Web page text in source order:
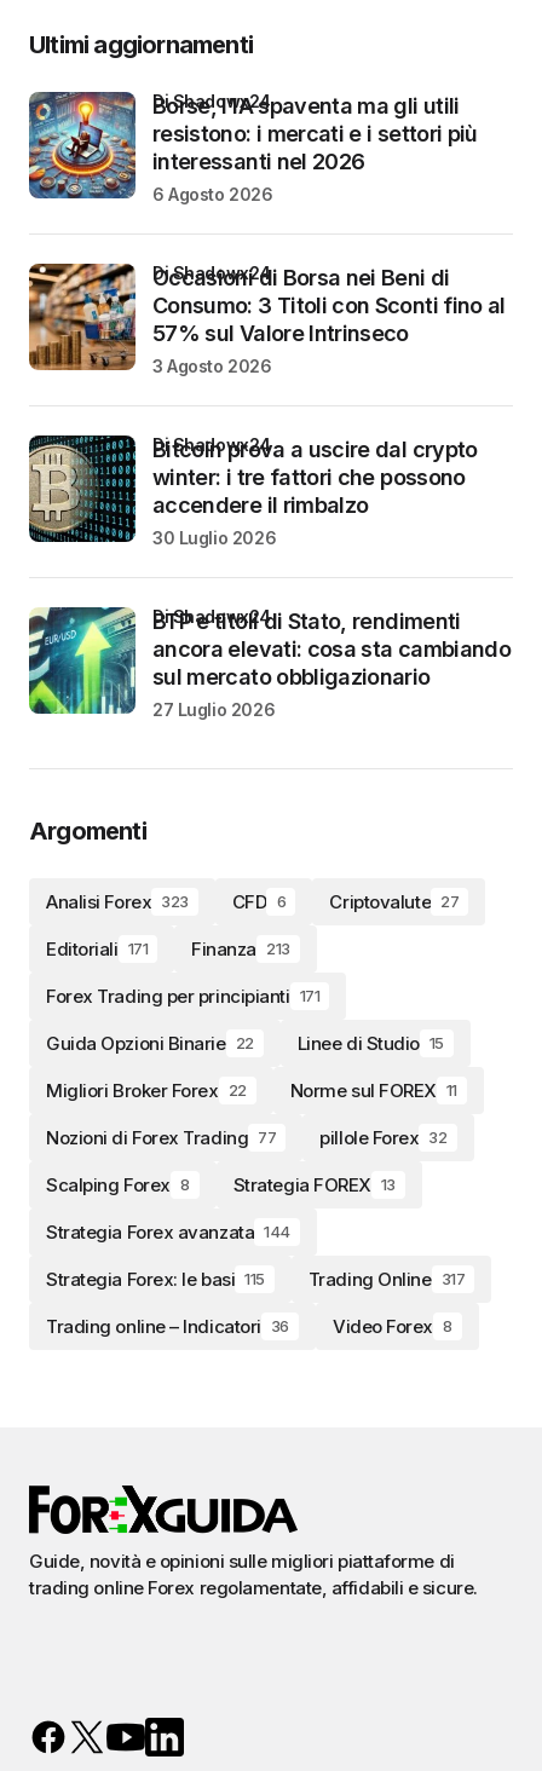
Ultimi aggiornamenti
Borse, l’IA spaventa ma gli utili
resistono: i mercati e i settori più
interessanti nel 2026
di Shadowx24
6 Agosto 2026
Occasioni di Borsa nei Beni di
Consumo: 3 Titoli con Sconti fino al
57% sul Valore Intrinseco
di Shadowx24
3 Agosto 2026
Bitcoin prova a uscire dal crypto
winter: i tre fattori che possono
accendere il rimbalzo
di Shadowx24
30 Luglio 2026
BTP e titoli di Stato, rendimenti
ancora elevati: cosa sta cambiando
sul mercato obbligazionario
di Shadowx24
27 Luglio 2026
Argomenti
Analisi Forex 323 CFD 6 Criptovalute 27
Editoriali 171 Finanza 213
Forex Trading per principianti 171
Guida Opzioni Binarie 22 Linee di Studio 15
Migliori Broker Forex 22 Norme sul FOREX 11
Nozioni di Forex Trading 77 pillole Forex 32
Scalping Forex 8 Strategia FOREX 13
Strategia Forex avanzata 144
Strategia Forex: le basi 115 Trading Online 317
Trading online – Indicatori 36 Video Forex 8
Guide, novità e opinioni sulle migliori piattaforme di
trading online Forex regolamentate, affidabili e sicure.